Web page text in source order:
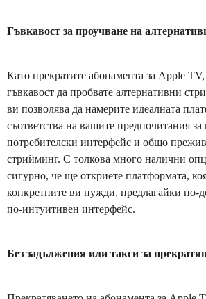
Гъвкавост за проучване на
Като прекратите абонамента за Apple
гъвкавост да пробвате алтернативни
ви позволява да намерите идеалната
съответства на вашите предпочитания за
потребителски интерфейс и общо
стрийминг. С толкова много налични
сигурно, че ще откриете платформата,
конкретните ви нужди, предлагайки по-
по-интуитивен интерфейс.
Без задължения или такси за